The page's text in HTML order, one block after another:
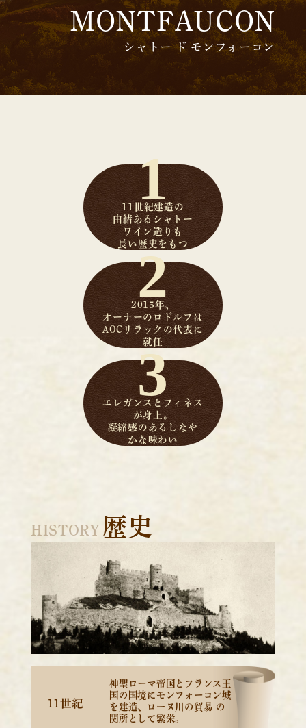
MONTFAUCON
シャトー ド モンフォーコン
11世紀建造の
由緒あるシャトー
ワイン造りも
長い歴史をもつ
2015年、
オーナーのロドルフは
AOCリラックの代表に
就任
エレガンスとフィネス
が身上。
凝縮感のあるしなや
かな味わい
HISTORY 歴史
11世紀
神聖ローマ帝国とフランス王
国の国境に モンフォーコン城
を建造、ローヌ川の貿易 の
関所として繁栄。